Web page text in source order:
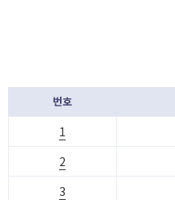
번호
1
2
3